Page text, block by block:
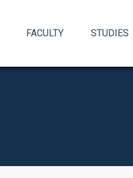
FACULTY STUDIES